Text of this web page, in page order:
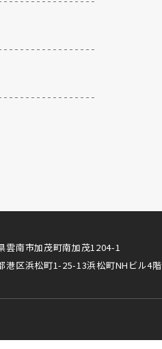
雲南市加茂町南加茂1204-1
港区浜松町1-25-13浜松町NHビル4階